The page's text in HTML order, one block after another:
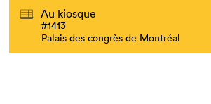
Au kiosque
#1413
Palais des congrès de Montréal